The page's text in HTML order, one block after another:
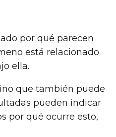
por qué parecen
está relacionado
ella.
que también puede
pueden indicar
por qué ocurre esto,